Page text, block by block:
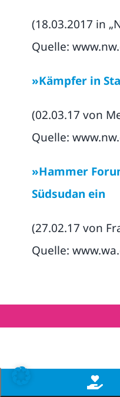
(18.03.2017 in
Quelle:
»Kämpfer in
(02.03.17 von
Quelle:
»Hammer
Südsudan ein
(27.02.17 von
Quelle: